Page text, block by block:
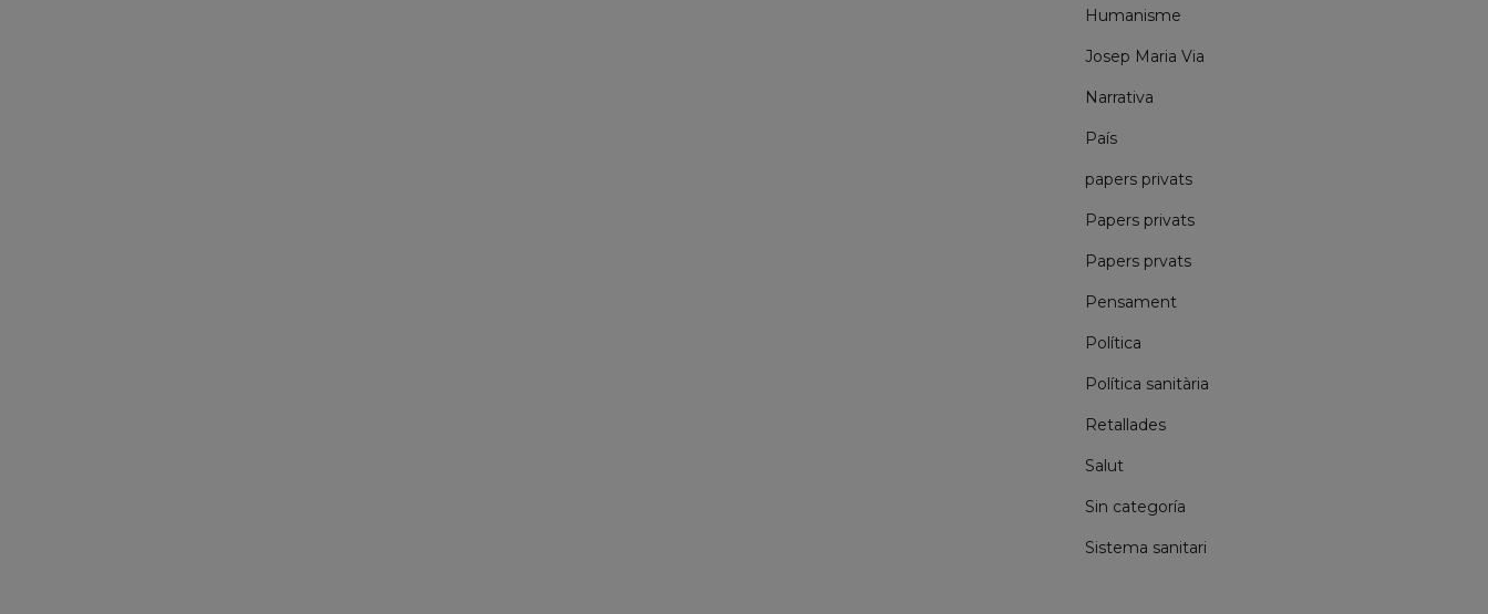
Humanisme
Josep Maria Via
Narrativa
País
papers privats
Papers privats
Papers prvats
Pensament
Política
Política sanitària
Retallades
Salut
Sin categoría
Sistema sanitari